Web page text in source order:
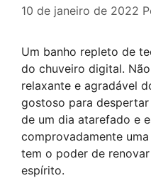
10 de janeiro de 2022
Um banho repleto de
do chuveiro digital.
relaxante e agradável
gostoso para
de um dia atarefado e
comprovadamente
tem o poder de
espírito.